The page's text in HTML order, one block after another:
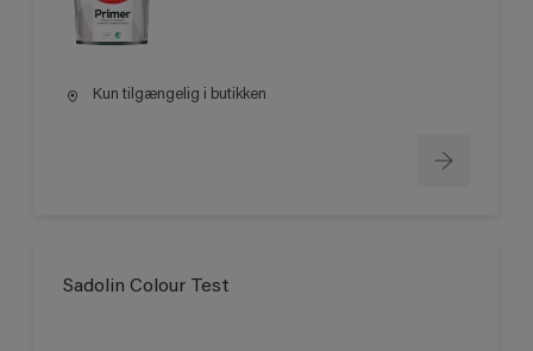
Kun tilgængelig i butikken
Sadolin Colour Test